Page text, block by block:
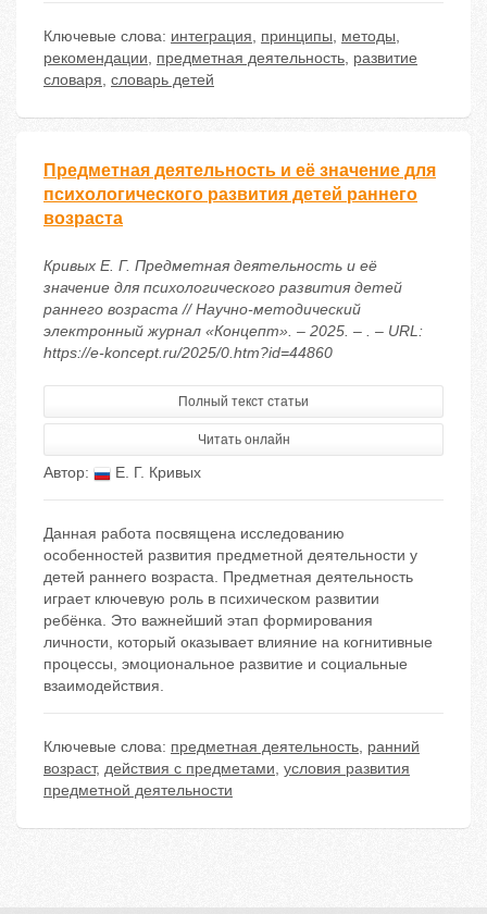
Ключевые слова: интеграция, принципы, методы,
рекомендации, предметная деятельность, развитие
словаря, словарь детей
Предметная деятельность и её значение для
психологического развития детей раннего
возраста
Кривых Е. Г. Предметная деятельность и её
значение для психологического развития детей
раннего возраста // Научно-методический
электронный журнал «Концепт». – 2025. – . – URL:
https://e-koncept.ru/2025/0.htm?id=44860
Полный текст статьи
Читать онлайн
Автор: Е. Г. Кривых
Данная работа посвящена исследованию
особенностей развития предметной деятельности у
детей раннего возраста. Предметная деятельность
играет ключевую роль в психическом развитии
ребёнка. Это важнейший этап формирования
личности, который оказывает влияние на когнитивные
процессы, эмоциональное развитие и социальные
взаимодействия.
Ключевые слова: предметная деятельность, ранний
возраст, действия с предметами, условия развития
предметной деятельности